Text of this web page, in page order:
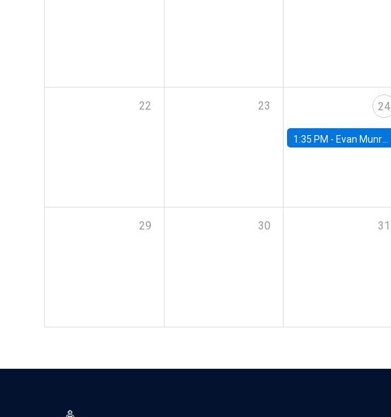
22 23 24
1:35 PM - Evan Munro, Neyman Visiting Assistant Professor in the Department of Statistics at UC Berkeley
29 30 31